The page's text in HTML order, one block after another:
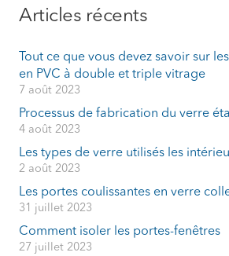
Articles récents
Tout ce que vous devez savoir sur
en PVC à double et triple vitrage
7 août 2023
Processus de fabrication du verre
4 août 2023
Les types de verre utilisés les
2 août 2023
Les portes coulissantes en verre
31 juillet 2023
Comment isoler les portes-fenêtres
27 juillet 2023